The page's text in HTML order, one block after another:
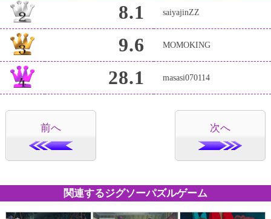
8.1 saiyajinZZ
9.6 MOMOKING
28.1 masasi070114
前へ 次へ
関連するジグソーパズルゲーム